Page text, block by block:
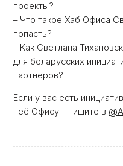
проекты?
– Что такоеХаб Офиса
попасть?
– Как Светлана
для беларусских
партнёров?
Если у вас есть
неё Офису – пишите в